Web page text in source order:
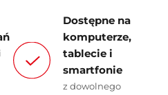
Dostępne na
komputerze,
tablecie i
smartfonie
z dowolnego